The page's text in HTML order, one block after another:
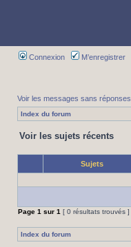
Connexion M’enregistrer
Voir les messages sans réponses
Index du forum
Voir les sujets récents
Sujets
Page 1 sur 1 [ 0 résultats trouvés ]
Index du forum